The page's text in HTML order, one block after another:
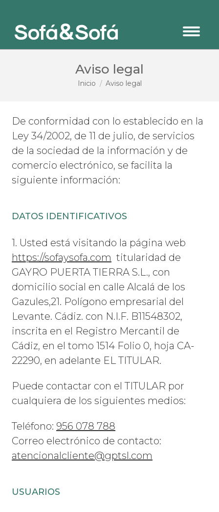
Aviso legal
Estás aquí:
Inicio Aviso legal
De conformidad con lo establecido en la
Ley 34/2002, de 11 de julio, de servicios
de la sociedad de la información y de
comercio electrónico, se facilita la
siguiente información:
DATOS IDENTIFICATIVOS
1. Usted está visitando la página web
https://sofaysofa.com titularidad de
GAYRO PUERTA TIERRA S.L., con
domicilio social en calle Alcalá de los
Gazules,21. Polígono empresarial del
Levante. Cádiz. con N.I.F. B11548302,
inscrita en el Registro Mercantil de
Cádiz, en el tomo 1514 Folio 0, hoja CA-
22290, en adelante EL TITULAR.
Puede contactar con el TITULAR por
cualquiera de los siguientes medios:
Teléfono: 956 078 788
Correo electrónico de contacto:
atencionalcliente@gptsl.com
USUARIOS